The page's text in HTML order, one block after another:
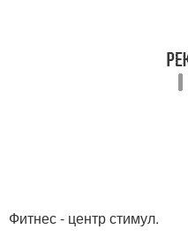
Фитнес - центр стимул.